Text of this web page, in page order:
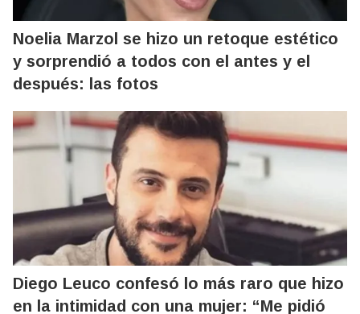
Noelia Marzol se hizo un retoque estético
y sorprendió a todos con el antes y el
después: las fotos
Diego Leuco confesó lo más raro que hizo
en la intimidad con una mujer: “Me pidió